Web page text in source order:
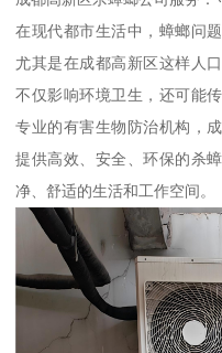
在现代都市生活中，蟑螂问
尤其是在成都高新区这样人
不仅影响环境卫生，还可能
专业的有害生物防治机构，
提供高效、安全、环保的杀
净、舒适的生活和工作空间。